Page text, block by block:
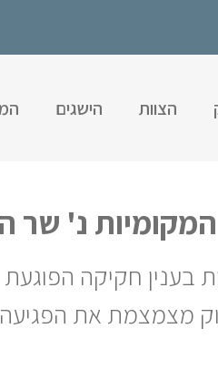
הצוות הישגים
בענין חקיקה
מצמצמת את